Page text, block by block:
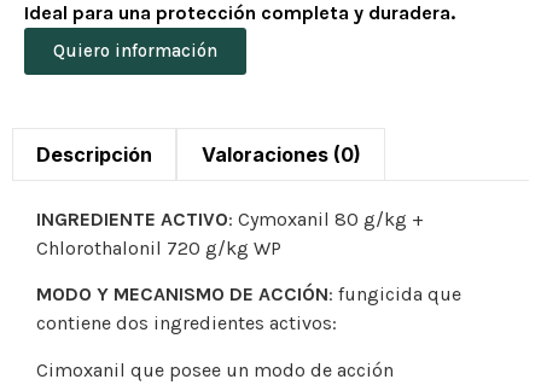
Ideal para una protección completa y duradera.
Quiero información
Descripción Valoraciones (0)
INGREDIENTE ACTIVO: Cymoxanil 80 g/kg +
Chlorothalonil 720 g/kg WP
MODO Y MECANISMO DE ACCIÓN: fungicida que
contiene dos ingredientes activos:
Cimoxanil que posee un modo de acción